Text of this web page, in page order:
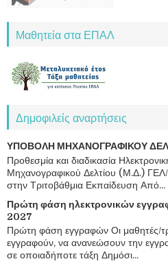
Μαθητεία στα ΕΠΑΛ
Δημοφιλείς αναρτήσεις
ΥΠΟΒΟΛΗ ΜΗΧΑΝΟΓΡΑΦΙΚΟΥ
Προθεσμία και διαδικασία
Μηχανογραφικού Δελτίου (Μ.Δ.)
στην Τριτοβάθμια Εκπαίδευση Από...
Πρώτη φάση ηλεκτρονικών
2027
Πρώτη φάση εγγραφών Οι μαθητές/
εγγραφούν, να ανανεώσουν την
σε οποιαδήποτε τάξη Δημόσι...